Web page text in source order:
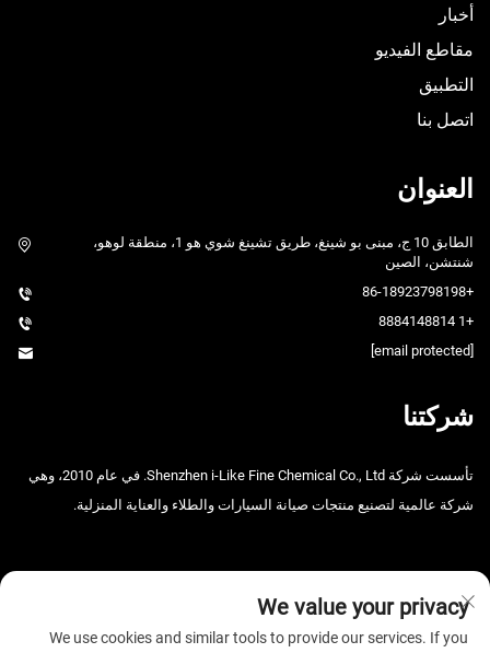
أخبار
مقاطع الفيديو
التطبيق
اتصل بنا
العنوان
الطابق 10 ج، مبنى بو شينغ، طريق تشينغ شوي هو 1، منطقة لوهو،
شنتشن، الصين
+86-18923798198
+1 8884148814
شركتنا
تأسست شركة Shenzhen i-Like Fine Chemical Co., Ltd. في عام 2010، وهي
شركة عالمية لتصنيع منتجات صيانة السيارات والطلاء والعناية المنزلية.
We value your privacy
We use cookies and similar tools to provide our services. If you